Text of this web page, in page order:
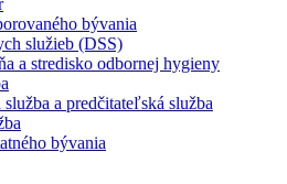
bývania
služieb (DSS)
a stredisko odbornej hygieny
a predčitateľská služba
bývania